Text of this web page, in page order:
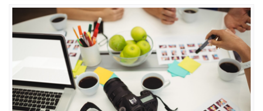
Khởi nghiệp
Tiêu dùng
Tỷ giá
Chứng khoán
Giá cà phê